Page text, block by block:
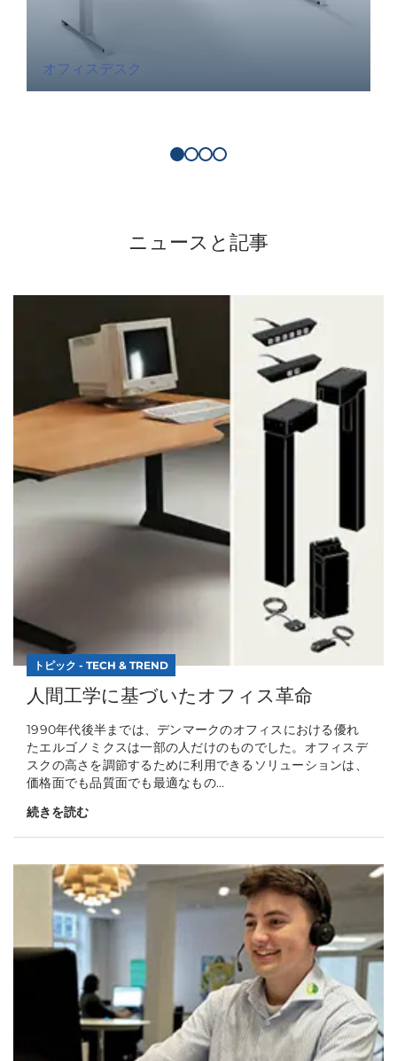
オフィスデスク
ニュースと記事
トピック - TECH & TREND
人間工学に基づいたオフィス革命
1990年代後半までは、デンマークのオフィスにおける優れ
たエルゴノミクスは一部の人だけのものでした。オフィスデ
スクの高さを調節するために利用できるソリューションは、
価格面でも品質面でも最適なもの...
続きを読む